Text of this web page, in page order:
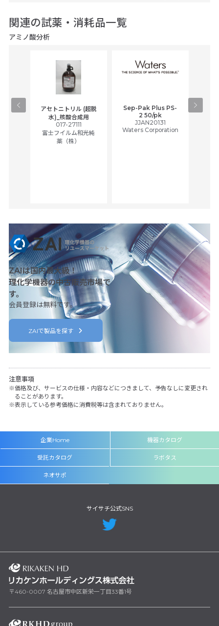
関連の試薬・消耗品一覧
アミノ酸分析
アセトニトリル (超脱
水)_核酸合成用
017-27111
富士フイルム和光純
薬（株）
Sep-Pak Plus PS-
2 50/pk
JJAN20131
Waters Corporation
ZAIは国内最大級！
理化学機器の中古販売市場で
す。
会員登録は無料です。
ZAIで製品を探す
注意事項
価格及び、サービスの仕様・内容などにつきまして、予告なしに変更され
ることがあります。
表示している参考価格に消費税等は含まれておりません。
企業Home 機器カタログ
受託カタログ ラボタス
ネオサポ
サイサチ公式SNS
〒460-0007 名古屋市中区新栄一丁目33番1号